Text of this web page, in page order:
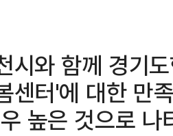
시와 함께 경기
센터'에 대한 만
높은 것으로